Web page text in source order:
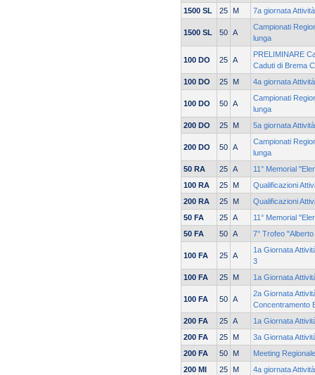
1500 SL
25 M 7a giornata
1500 SL 50 A
Campionati
lunga
100 DO 25 A
PRELIMINARE
Caduti di Brema
100 DO
25 M 4a giornata
100 DO 50 A
Campionati
lunga
200 DO
25 M 5a giornata
200 DO 50 A
Campionati
lunga
50 RA
25 A
11° Memorial
100 RA
25 M
Qualificazioni
200 RA
25 M
Qualificazioni
50 FA
25 A
11° Memorial
50 FA
50 A 7° Trofeo
100 FA 25 A
1a Giornata
3
100 FA
25 M 1a Giornata
100 FA 50 A
2a Giornata
Concentramento
200 FA
25 A
1a Giornata
200 FA
25 M
3a Giornata
200 FA
50 M
Meeting
200 MI
25 M
4a giornata